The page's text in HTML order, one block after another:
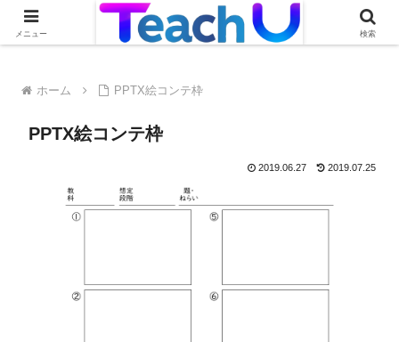
Teach Uの活用事例を絶賛募集中です！詳しくはこちらから
ホーム PPTX絵コンテ枠
PPTX絵コンテ枠
2019.06.27 2019.07.25
メニュー 検索